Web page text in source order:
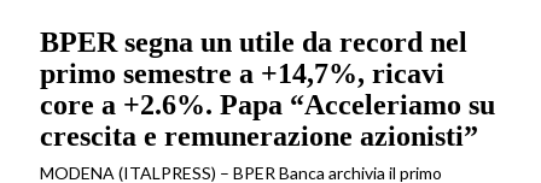
BPER segna un utile da record nel
primo semestre a +14,7%, ricavi
core a +2.6%. Papa “Acceleriamo su
crescita e remunerazione azionisti”
MODENA (ITALPRESS) – BPER Banca archivia il primo